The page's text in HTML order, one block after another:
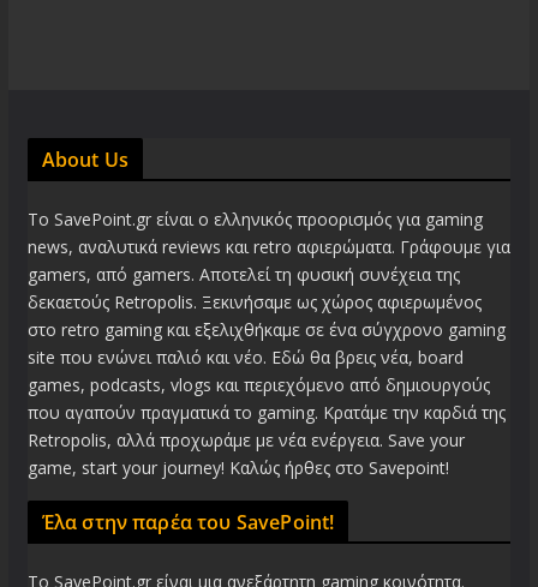
About Us
Το SavePoint.gr είναι ο ελληνικός προορισμός για gaming
news, αναλυτικά reviews και retro αφιερώματα. Γράφουμε για
gamers, από gamers. Αποτελεί τη φυσική συνέχεια της
δεκαετούς Retropolis. Ξεκινήσαμε ως χώρος αφιερωμένος
στο retro gaming και εξελιχθήκαμε σε ένα σύγχρονο gaming
site που ενώνει παλιό και νέο. Εδώ θα βρεις νέα, board
games, podcasts, vlogs και περιεχόμενο από δημιουργούς
που αγαπούν πραγματικά το gaming. Κρατάμε την καρδιά της
Retropolis, αλλά προχωράμε με νέα ενέργεια. Save your
game, start your journey! Καλώς ήρθες στο Savepoint!
Έλα στην παρέα του SavePoint!
Το SavePoint.gr είναι μια ανεξάρτητη gaming κοινότητα.